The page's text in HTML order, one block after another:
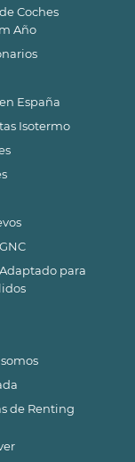
Coches
Año
España
Isotermo
para
de Renting